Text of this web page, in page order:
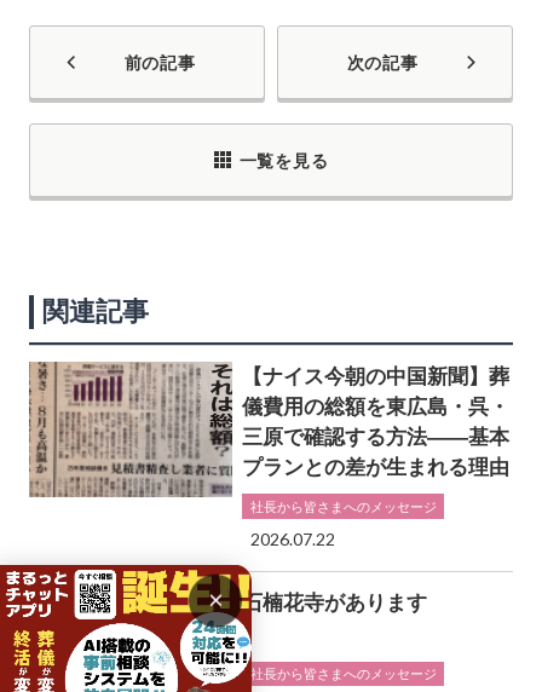
前の記事 次の記事
一覧を見る
関連記事
【ナイス今朝の中国新聞】葬
儀費用の総額を東広島・呉・
三原で確認する方法――基本
プランとの差が生まれる理由
社長から皆さまへのメッセージ
2026.07.22
石楠花寺があります
社長から皆さまへのメッセージ
×